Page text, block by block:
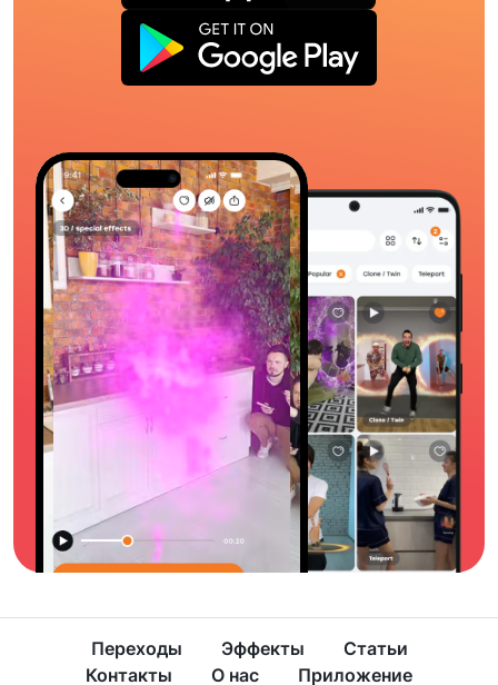
Переходы Эффекты
Статьи
Контакты
О нас Приложение